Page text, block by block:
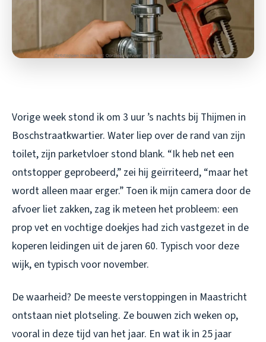
Vorige week stond ik om 3 uur ’s nachts bij Thijmen in
Boschstraatkwartier. Water liep over de rand van zijn
toilet, zijn parketvloer stond blank. “Ik heb net een
ontstopper geprobeerd,” zei hij geïrriteerd, “maar het
wordt alleen maar erger.” Toen ik mijn camera door de
afvoer liet zakken, zag ik meteen het probleem: een
prop vet en vochtige doekjes had zich vastgezet in de
koperen leidingen uit de jaren 60. Typisch voor deze
wijk, en typisch voor november.
De waarheid? De meeste verstoppingen in Maastricht
ontstaan niet plotseling. Ze bouwen zich weken op,
vooral in deze tijd van het jaar. En wat ik in 25 jaar